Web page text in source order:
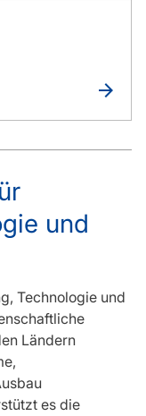
und
Technologie und
Ländern
es die